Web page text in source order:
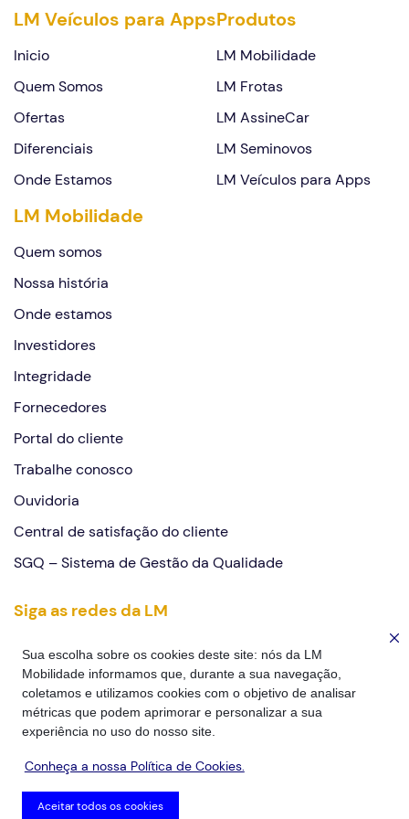
Sua escolha sobre os cookies deste site: nós da LM
Mobilidade informamos que, durante a sua navegação,
coletamos e utilizamos cookies com o objetivo de analisar
métricas que podem aprimorar e personalizar a sua
experiência no uso do nosso site.
Conheça a nossa Política de Cookies.
Aceitar todos os cookies
LM Veículos para Apps
Inicio
Quem Somos
Ofertas
Diferenciais
Onde Estamos
Produtos
LM Mobilidade
LM Frotas
LM AssineCar
LM Veículos para Apps
LM Seminovos
LM Mobilidade
Quem somos
Nossa história
Onde estamos
Investidores
Integridade
Fornecedores
Portal do cliente
Trabalhe conosco
Ouvidoria
Central de satisfação do cliente
SGQ – Sistema de Gestão da Qualidade
Siga as redes da LM
contém seus próprios termos e condições de uso e avisos de
privacidade. A LM não é responsável pelo conteúdo ou pelas práticas
de privacidade da página de destino.